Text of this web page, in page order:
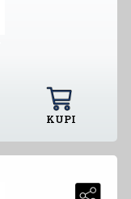
KUPI